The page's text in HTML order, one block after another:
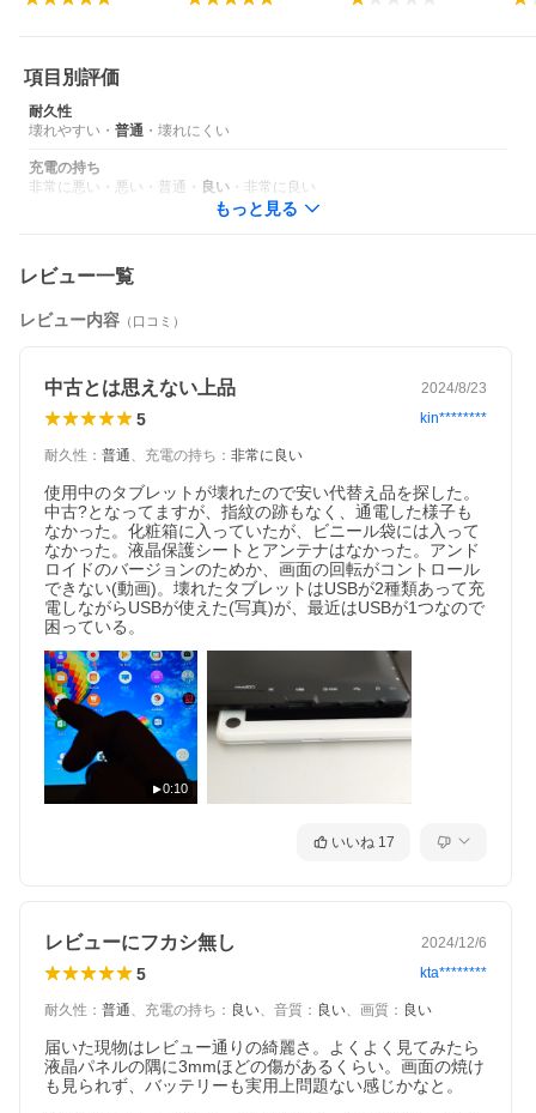
項目別評価
耐久性
壊れやすい ・ 普通 ・ 壊れにくい
充電の持ち
非常に悪い ・ 悪い ・ 普通 ・ 良い ・ 非常に良い
もっと見る
レビュー一覧
レビュー内容 （口コミ）
中古とは思えない上品 2024/8/23
5 kin********
耐久性 ： 普通、 充電の持ち ： 非常に良い
使用中のタブレットが壊れたので安い代替え品を探した。
中古?となってますが、指紋の跡もなく、通電した様子も
なかった。化粧箱に入っていたが、ビニール袋には入って
なかった。液晶保護シートとアンテナはなかった。アンド
ロイドのバージョンのためか、画面の回転がコントロール
できない(動画)。壊れたタブレットはUSBが2種類あって充
電しながらUSBが使えた(写真)が、最近はUSBが1つなので
困っている。
0:10
いいね 17
レビューにフカシ無し 2024/12/6
5 kta********
耐久性 ： 普通、 充電の持ち ： 良い、 音質 ： 良い、 画質 ： 良い
届いた現物はレビュー通りの綺麗さ。よくよく見てみたら
液晶パネルの隅に3mmほどの傷があるくらい。画面の焼け
も見られず、バッテリーも実用上問題ない感じかなと。